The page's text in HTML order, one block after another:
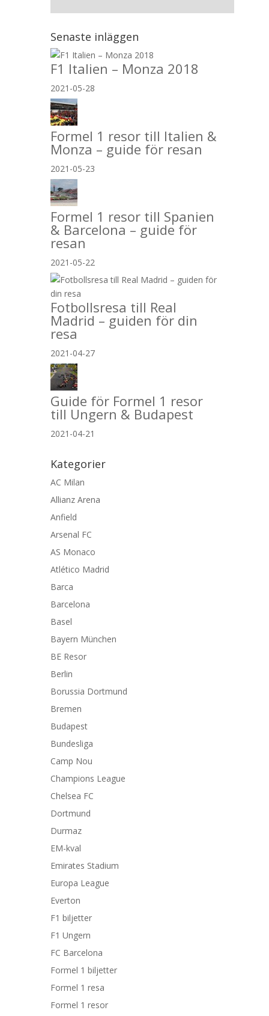
Senaste inläggen
F1 Italien – Monza 2018
2021-05-28
Formel 1 resor till Italien &
Monza – guide för resan
2021-05-23
Formel 1 resor till Spanien
& Barcelona – guide för
resan
2021-05-22
Fotbollsresa till Real
Madrid – guiden för din
resa
2021-04-27
Guide för Formel 1 resor
till Ungern & Budapest
2021-04-21
Kategorier
AC Milan
Allianz Arena
Anfield
Arsenal FC
AS Monaco
Atlético Madrid
Barca
Barcelona
Basel
Bayern München
BE Resor
Berlin
Borussia Dortmund
Bremen
Budapest
Bundesliga
Camp Nou
Champions League
Chelsea FC
Dortmund
Durmaz
EM-kval
Emirates Stadium
Europa League
Everton
F1 biljetter
F1 Ungern
FC Barcelona
Formel 1 biljetter
Formel 1 resa
Formel 1 resor